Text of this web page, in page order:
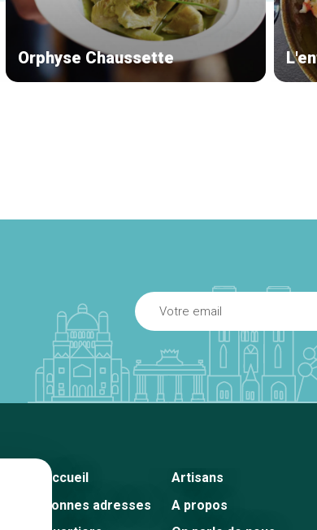
Orphyse Chaussette
Accueil
Bonnes adresses
Artisans
A propos